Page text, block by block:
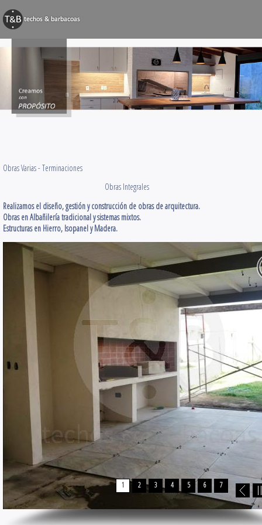
Decks y
Obras Varias
Contacto
Obras Varias - Terminaciones
Obras Integrales
Realizamos el diseño, gestión y construcción de obras de arquitectura.
Obras en Albañilería tradicional y sistemas mixtos.
Estructuras en Hierro, Isopanel y Madera.
1 2 3 4 5 6 7